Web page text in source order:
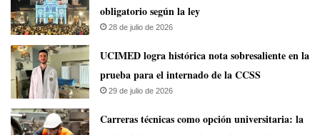
obligatorio según la ley
28 de julio de 2026
UCIMED logra histórica nota sobresaliente en la
prueba para el internado de la CCSS
29 de julio de 2026
Carreras técnicas como opción universitaria: la